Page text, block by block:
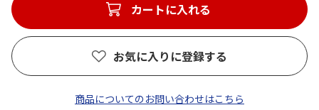
カートに入れる
お気に入りに登録する
商品についてのお問い合わせはこちら